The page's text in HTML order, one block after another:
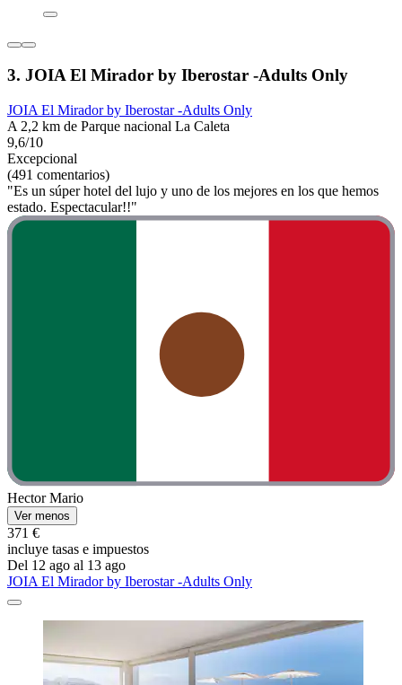
3. JOIA El Mirador by Iberostar -Adults Only
JOIA El Mirador by Iberostar -Adults Only
A 2,2 km de Parque nacional La Caleta
9,6/10
Excepcional
(491 comentarios)
"Es un súper hotel del lujo y uno de los mejores en los que hemos
estado. Espectacular!!"
Hector Mario
Ver menos
371 €
incluye tasas e impuestos
Del 12 ago al 13 ago
JOIA El Mirador by Iberostar -Adults Only